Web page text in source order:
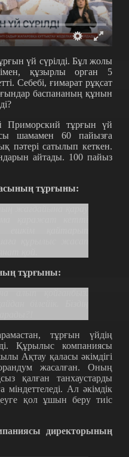
үй сүрілді. Бұл жолы
құзырлы орган 5
Себебі, ғимарат рұқсат
баспананың құнын
Приморский тұрғын үй
шамамен 60 пайызға
пәтері сатылып кеткен.
айтады. 100 пайыз
тұрғыны:
тұрғыны:
тұрғын үйдің
Құрылыс компаниясы
Ақтау қаласы әкімдігі
жасалған. Оның
қалған танхаустарды
Ал әкімдік
қол ұшын беру тиіс
директорының